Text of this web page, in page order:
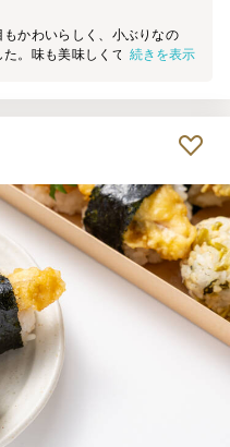
かわいらしく、小ぶりなの
。味も美味しくて、皆さんに
ったものを夜作業のあるメン
たです。箸もいらないので、
た。また別の機会で利用したい
続きを表示